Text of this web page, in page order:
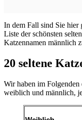
In dem Fall sind Sie hier
Liste der schönsten
Katzennamen männlich
20 seltene
Wir haben im Folgenden
weiblich und männlich,